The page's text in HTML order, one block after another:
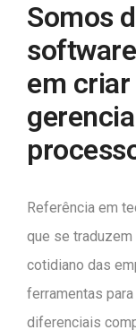
Somos
em
Referência em
que se
cotidiano das
ferramentas
diferenciais